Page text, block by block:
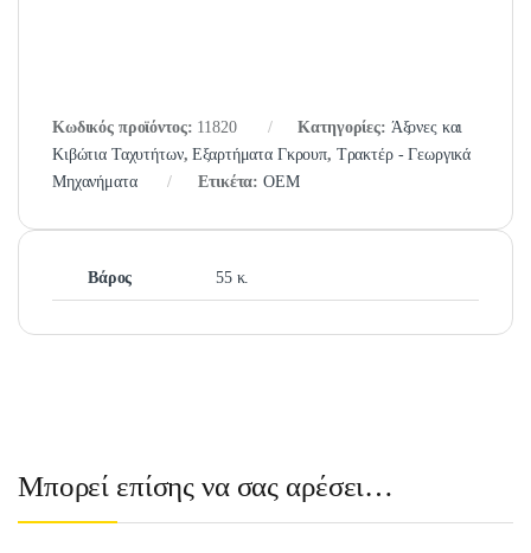
Κωδικός προϊόντος: 11820 Κατηγορίες: Άξονες και
Κιβώτια Ταχυτήτων,Εξαρτήματα Γκρουπ, Τρακτέρ - Γεωργικά
Μηχανήματα
Ετικέτα:OEM
Βάρος 55 κ.
Μπορεί επίσης να σας αρέσει…